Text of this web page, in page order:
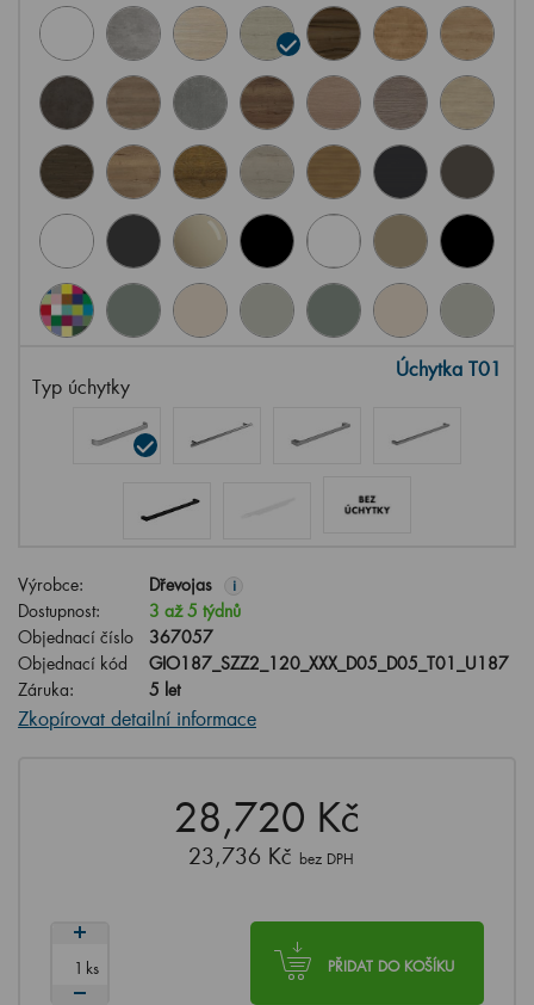
Typ úchytky
Úchytka T01
Výrobce: Dřevojas i
Dostupnost:
3 až 5 týdnů
Objednací číslo
367057
Objednací kód
GIO187_SZZ2_120_XXX_D05_D05_T01_U187
Záruka:
5 let
Zkopírovat detailní informace
28,720 Kč
23,736 Kč bez DPH
PŘIDAT DO KOŠÍKU
ks